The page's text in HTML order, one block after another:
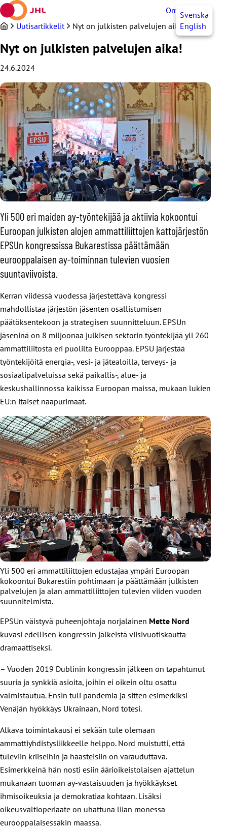
Siirry
sisältöön
OmaJHLSvenska
English
Uutisartikkelit Nyt on julkisten palvelujen aika!
Nyt on julkisten palvelujen aika!
24.6.2024
Yli 500 eri maiden ay-työntekijää ja aktiivia kokoontui
Euroopan julkisten alojen ammattiliittojen kattojärjestön
EPSUn kongressissa Bukarestissa päättämään
eurooppalaisen ay-toiminnan tulevien vuosien
suuntaviivoista.
Kerran viidessä vuodessa järjestettävä kongressi
mahdollistaa järjestön jäsenten osallistumisen
päätöksentekoon ja strategisen suunnitteluun. EPSUn
jäseninä on 8 miljoonaa julkisen sektorin työntekijää yli 260
ammattiliitosta eri puolilta Eurooppaa. EPSU järjestää
työntekijöitä energia-, vesi- ja jätealoilla, terveys- ja
sosiaalipalveluissa sekä paikallis-, alue- ja
keskushallinnossa kaikissa Euroopan maissa, mukaan lukien
EU:n itäiset naapurimaat.
Yli 500 eri ammattiliittojen edustajaa ympäri Euroopan
kokoontui Bukarestiin pohtimaan ja päättämään julkisten
palvelujen ja alan ammattiliittojen tulevien viiden vuoden
suunnitelmista.
EPSUn väistyvä puheenjohtaja norjalainen Mette Nord
kuvasi edellisen kongressin jälkeistä viisivuotiskautta
dramaattiseksi.
– Vuoden 2019 Dublinin kongressin jälkeen on tapahtunut
suuria ja synkkiä asioita, joihin ei oikein oltu osattu
valmistautua. Ensin tuli pandemia ja sitten esimerkiksi
Venäjän hyökkäys Ukrainaan, Nord totesi.
Alkava toimintakausi ei sekään tule olemaan
ammattiyhdistysliikkeelle helppo. Nord muistutti, että
tuleviin kriiseihin ja haasteisiin on varauduttava.
Esimerkkeinä hän nosti esiin äärioikeistolaisen ajattelun
mukanaan tuoman ay-vastaisuuden ja hyökkäykset
ihmisoikeuksia ja demokratiaa kohtaan. Lisäksi
oikeusvaltioperiaate on uhattuna liian monessa
eurooppalaisessakin maassa.